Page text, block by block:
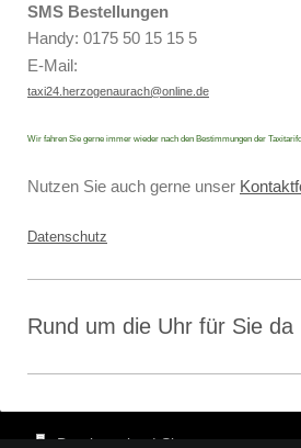
SMS Bestellungen
Handy: 0175 50 15 15 5
E-Mail:
taxi24.herzogenaurach@online.de
Wir fahren Sie gerne immer wieder nach den Bestimmungen der
Nutzen Sie auch gerne unser
Datenschutz
Rund um die Uhr für Sie da
Druckversion | Sitemap